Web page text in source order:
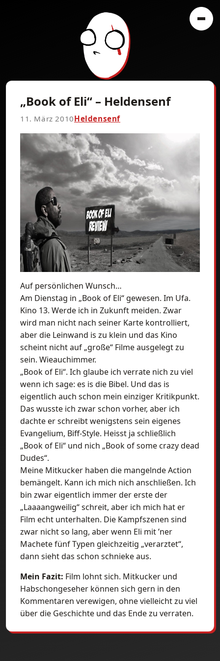
„Book of Eli“ – Heldensenf
11. März 2010Heldensenf
Auf persönlichen Wunsch…
Am Dienstag in „Book of Eli“ gewesen. Im Ufa.
Kino 13. Werde ich in Zukunft meiden. Zwar
wird man nicht nach seiner Karte kontrolliert,
aber die Leinwand is zu klein und das Kino
scheint nicht auf „große“ Filme ausgelegt zu
sein. Wieauchimmer.
„Book of Eli“. Ich glaube ich verrate nich zu viel
wenn ich sage: es is die Bibel. Und das is
eigentlich auch schon mein einziger Kritikpunkt.
Das wusste ich zwar schon vorher, aber ich
dachte er schreibt wenigstens sein eigenes
Evangelium, Biff-Style. Heisst ja schließlich
„Book of Eli“ und nich „Book of some crazy dead
Dudes“.
Meine Mitkucker haben die mangelnde Action
bemängelt. Kann ich mich nich anschließen. Ich
bin zwar eigentlich immer der erste der
„Laaaangweilig“ schreit, aber ich mich hat er
Film echt unterhalten. Die Kampfszenen sind
zwar nicht so lang, aber wenn Eli mit ’ner
Machete fünf Typen gleichzeitig „verarztet“,
dann sieht das schon schnieke aus.
Mein Fazit: Film lohnt sich. Mitkucker und
Habschongeseher können sich gern in den
Kommentaren verewigen, ohne vielleicht zu viel
über die Geschichte und das Ende zu verraten.